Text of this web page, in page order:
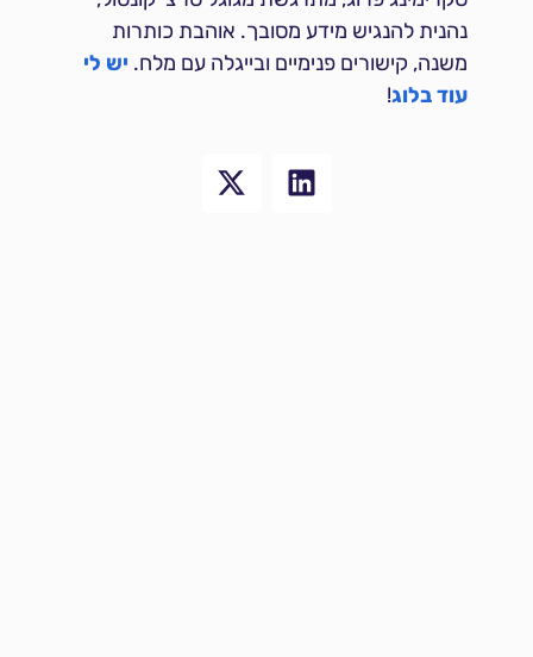
נהנית להנגיש מידע מסובך. אוהבת כותרות
משנה, קישורים פנימיים ובייגלה עם מלח. יש לי
עוד בלוג!